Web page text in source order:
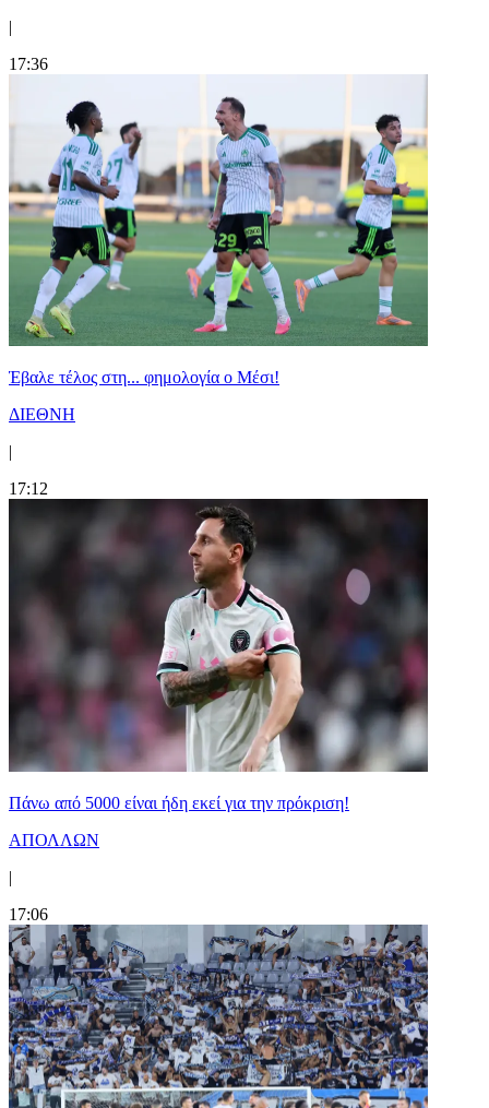
|
17:36
Έβαλε τέλος στη... φημολογία o Μέσι!
ΔΙΕΘΝΗ
|
17:12
Πάνω από 5000 είναι ήδη εκεί για την πρόκριση!
ΑΠΟΛΛΩΝ
|
17:06